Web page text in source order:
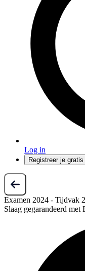
Log in
Registreer je gratis
Examen 2024 - Tijdvak 2
Slaag gegarandeerd met